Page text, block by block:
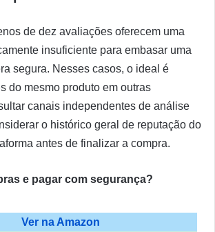
de dez avaliações oferecem uma
insuficiente para embasar uma
segura. Nesses casos, o ideal é
do mesmo produto em outras
canais independentes de análise
o histórico geral de reputação do
antes de finalizar a compra.
e pagar com segurança?
Ver na Amazon